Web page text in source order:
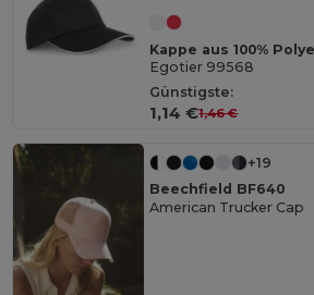
Kappe aus 100%
Egotier 99568
Günstigste:
1,14 €1,46 €
+19
Beechfield BF640
American Trucker Cap